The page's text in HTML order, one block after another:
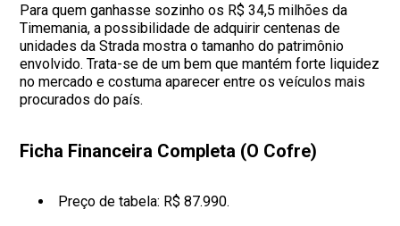
Para quem ganhasse sozinho os R$ 34,5 milhões da
Timemania, a possibilidade de adquirir centenas de
unidades da Strada mostra o tamanho do patrimônio
envolvido. Trata-se de um bem que mantém forte liquidez
no mercado e costuma aparecer entre os veículos mais
procurados do país.
Ficha Financeira Completa (O Cofre)
Preço de tabela: R$ 87.990.